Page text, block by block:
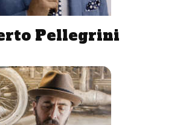
Pellegrini
sempre quando qualcuno o
Stronati
volta che chiedi un Aperol Spritz